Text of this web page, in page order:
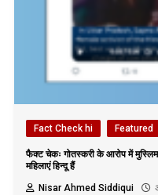
Fact Check hi Featured
फैक्ट चेकः गोतस्करी के आरोप में मुस्लिम
महिलाएं हिन्दू हैं
Nisar Ahmed Siddiqui